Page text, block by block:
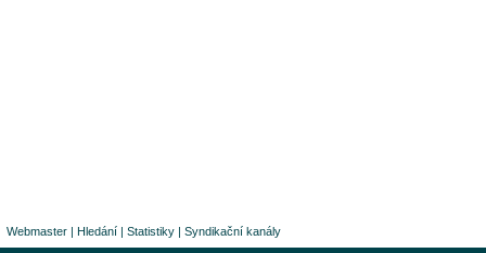
Webmaster | Hledání | Statistiky | Syndikační kanály